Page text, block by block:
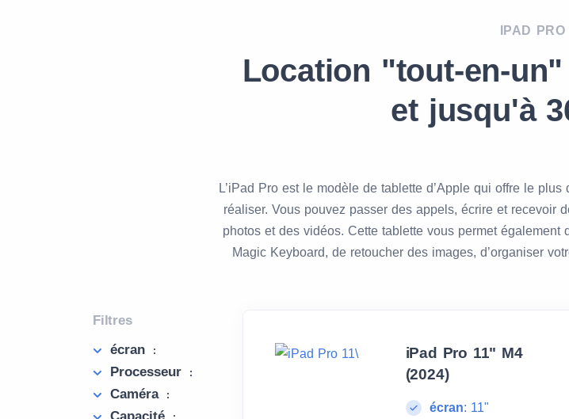
IPAD PRO
Location "tout-en-
et jusqu'à
L’iPad Pro est le modèle de tablette d’Apple qui offre le
réaliser. Vous pouvez passer des appels, écrire et recevoir
photos et des vidéos. Cette tablette vous permet également
Magic Keyboard, de retoucher des images, d’organiser
iPad Pro 11" M4
(2024)
écran: 11"
Filtres
écran
:
Processeur :
Caméra :